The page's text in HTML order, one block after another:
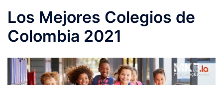
Los Mejores Colegios de
Colombia 2021